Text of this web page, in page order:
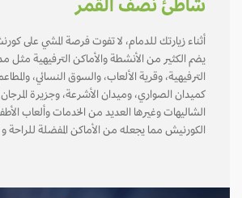
شاطئ نصف القمر
أثناء زيارتك للدمام، لا تفوت فرصة المشي على
يضم الكثير من الأنشطة والأماكن الترفيهية مثل
الترفيهية، وقرية الألعاب، والسوق النسائي، والمطاعم،
كميدان الصواري، وميدان الأشرعة، وجزيرة المرجان
الشاليهات وغيرها العديد من الخدمات وألعاب
الكورنيش مما يجعله من الأماكن المفضلة للراحة و